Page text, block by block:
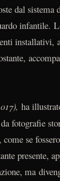
dal
installativi,
ha
fotografie
se
presente,
ma